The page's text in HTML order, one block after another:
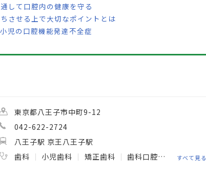
して口腔内の健康を守る
させる上で大切なポイントとは
児の口腔機能発達不全症
東京都八王子市中町9-12
042-622-2724
八王子駅 京王八王子駅
歯科
小児歯科 矯正歯科 歯科口腔外科 すべて見る